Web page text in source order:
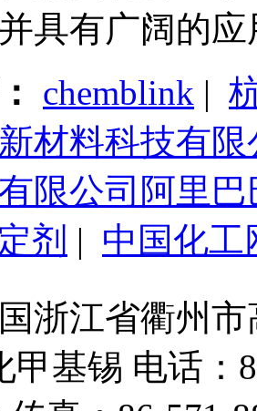
具有广阔的
chemblink |
材料科技有
限公司阿里巴
剂 | 中国化工
浙江省衢州
甲基锡 电话：